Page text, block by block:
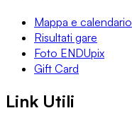
Mappa e calendario
Risultati gare
Foto ENDUpix
Gift Card
Link Utili